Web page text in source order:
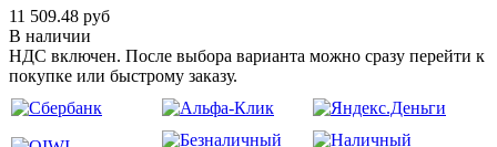
11 509.48 руб
В наличии
НДС включен. После выбора варианта можно сразу перейти к
покупке или быстрому заказу.